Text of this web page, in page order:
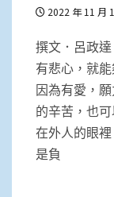
2022 年 11 月
撰文．呂政達
有悲心，就
因為有愛，
的辛苦，也
在外人的眼
是負